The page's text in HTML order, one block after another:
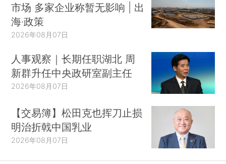
市场 多家企业称暂无影响 | 出
海·政策
2026年08月07日
人事观察｜长期任职湖北 周
新群升任中央政研室副主任
2026年08月07日
【交易簿】松田克也挥刀止损
明治折戟中国乳业
2026年08月07日